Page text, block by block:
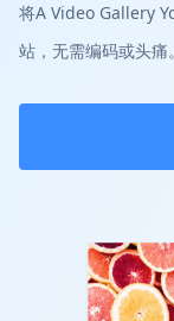
将A Video Gallery
站，无需编码或头痛。